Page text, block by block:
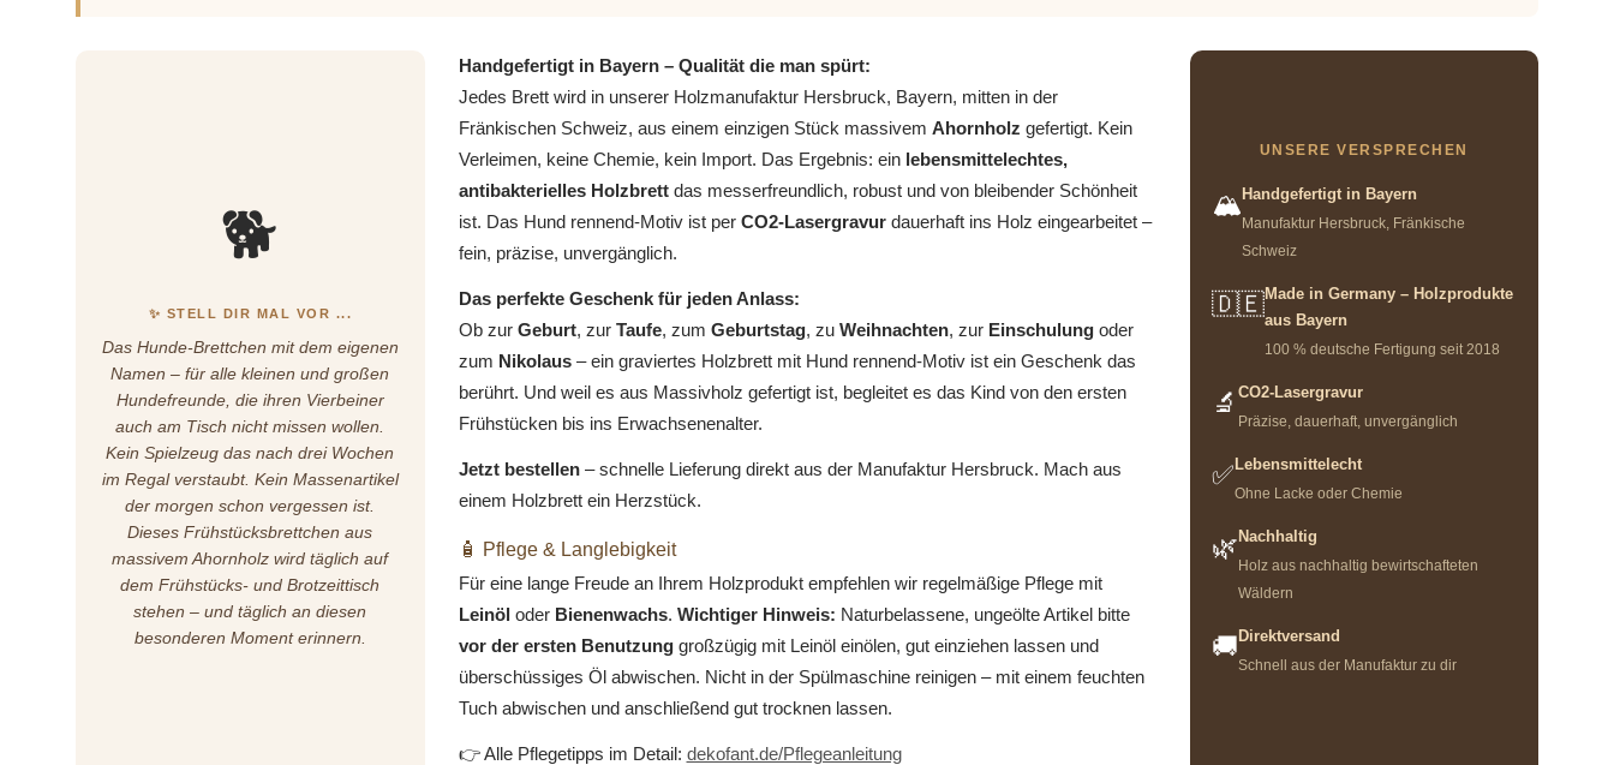
🐕
✨ STELL DIR MAL VOR ...
Das Hunde-Brettchen mit dem eigenen
Namen – für alle kleinen und großen
Hundefreunde, die ihren Vierbeiner
auch am Tisch nicht missen wollen.
Kein Spielzeug das nach drei Wochen
im Regal verstaubt. Kein Massenartikel
der morgen schon vergessen ist.
Dieses Frühstücksbrettchen aus
massivem Ahornholz wird täglich auf
dem Frühstücks- und Brotzeittisch
stehen – und täglich an diesen
besonderen Moment erinnern.
Handgefertigt in Bayern – Qualität die man spürt:
Jedes Brett wird in unserer Holzmanufaktur Hersbruck, Bayern, mitten in der
Fränkischen Schweiz, aus einem einzigen Stück massivem Ahornholz gefertigt. Kein
Verleimen, keine Chemie, kein Import. Das Ergebnis: ein lebensmittelechtes,
antibakterielles Holzbrettdas messerfreundlich, robust und von bleibender Schönheit
ist. Das Hund rennend-Motiv ist per CO2-Lasergravurdauerhaft ins Holz eingearbeitet –
fein, präzise, unvergänglich.
Das perfekte Geschenk für jeden Anlass:
Ob zur Geburt, zur Taufe, zum Geburtstag, zu Weihnachten, zur Einschulungoder
zum Nikolaus– ein graviertes Holzbrett mit Hund rennend-Motiv ist ein Geschenk das
berührt. Und weil es aus Massivholz gefertigt ist, begleitet es das Kind von den ersten
Frühstücken bis ins Erwachsenenalter.
Jetzt bestellen– schnelle Lieferung direkt aus der Manufaktur Hersbruck. Mach aus
einem Holzbrett ein Herzstück.
🧴 Pflege & Langlebigkeit
Für eine lange Freude an Ihrem Holzprodukt empfehlen wir regelmäßige Pflege mit
Leinöloder Bienenwachs. Wichtiger Hinweis: Naturbelassene, ungeölte Artikel bitte
vor der ersten Benutzunggroßzügig mit Leinöl einölen, gut einziehen lassen und
überschüssiges Öl abwischen. Nicht in der Spülmaschine reinigen – mit einem feuchten
Tuch abwischen und anschließend gut trocknen lassen.
👉 Alle Pflegetipps im Detail: dekofant.de/Pflegeanleitung
UNSERE VERSPRECHEN
🏔️ Handgefertigt in Bayern
Manufaktur Hersbruck, Fränkische
Schweiz
🇩🇪Made in Germany – Holzprodukte
aus Bayern
100 % deutsche Fertigung seit 2018
🔬 CO2-Lasergravur
Präzise, dauerhaft, unvergänglich
✅ Lebensmittelecht
Ohne Lacke oder Chemie
🌿 Nachhaltig
Holz aus nachhaltig bewirtschafteten
Wäldern
🚚 Direktversand
Schnell aus der Manufaktur zu dir